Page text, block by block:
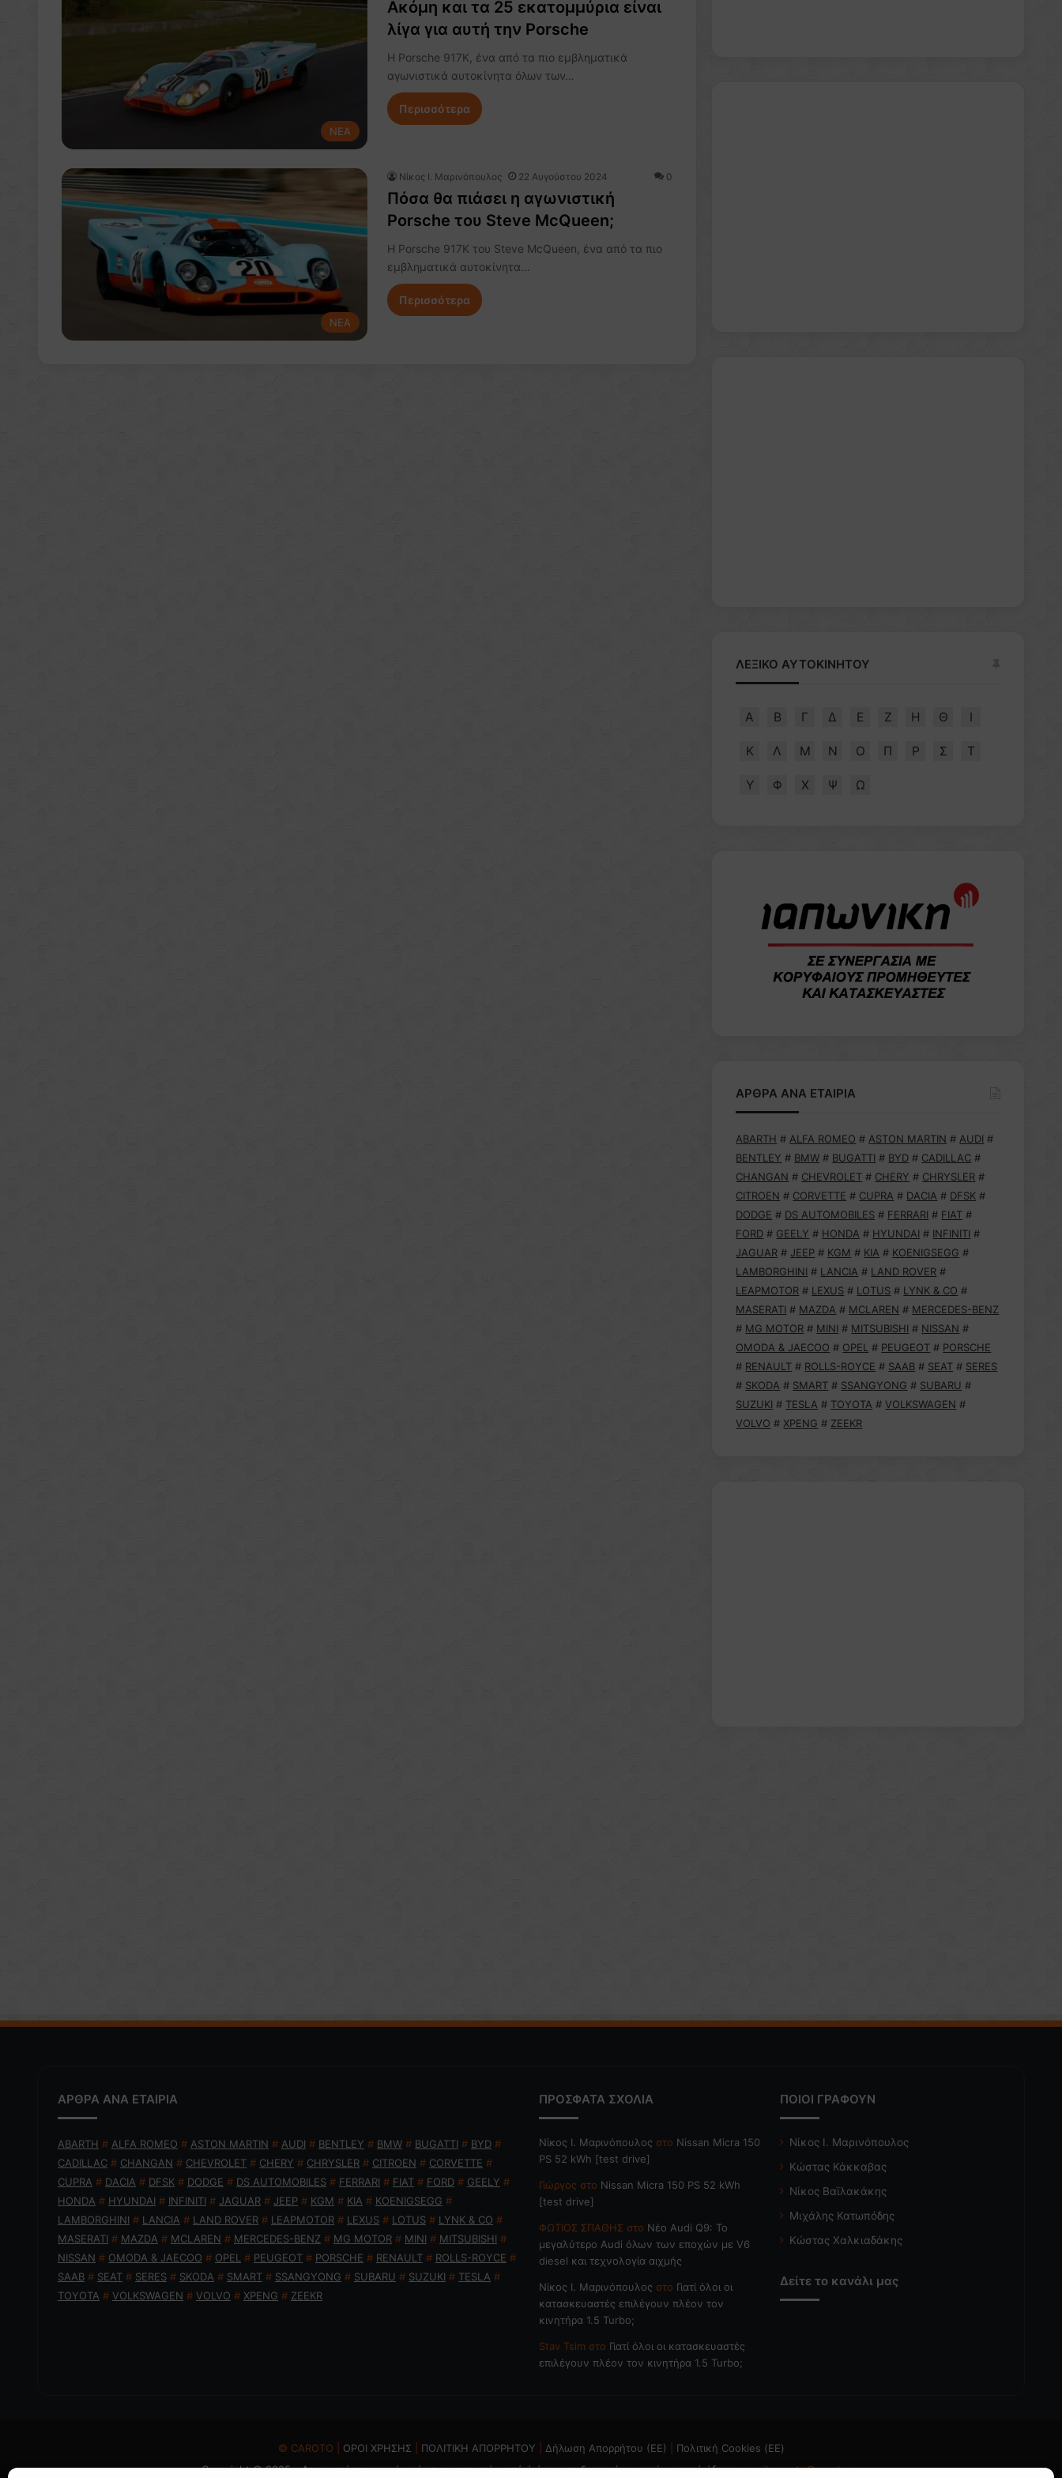
NEA
Ακόμη και τα 25 εκατομμύρια είναι
λίγα για αυτή την Porsche
Η Porsche 917K, ένα από τα πιο εμβληματικά
αγωνιστικά αυτοκίνητα όλων των…
Περισσότερα
NEA
Nίκος Ι. Mαρινόπουλος 22 Αυγούστου 2024 0
Πόσα θα πιάσει η αγωνιστική
Porsche του Steve McQueen;
Η Porsche 917K του Steve McQueen, ένα από τα πιο
εμβληματικά αυτοκίνητα…
Περισσότερα
ΛΕΞΙΚΟ ΑΥΤΟΚΙΝΗΤΟΥ
Α Β Γ Δ Ε Ζ Η Θ Ι
Κ Λ Μ Ν Ο Π Ρ Σ Τ
Υ Φ Χ Ψ Ω
ΑΡΘΡΑ ΑΝΑ ΕΤΑΙΡΙΑ
ABARTH # ALFA ROMEO # ASTON MARTIN # AUDI #
BENTLEY # BMW # BUGATTI # BYD # CADILLAC #
CHANGAN # CHEVROLET # CHERY # CHRYSLER #
CITROEN # CORVETTE # CUPRA # DACIA # DFSK #
DODGE # DS AUTOMOBILES # FERRARI # FIAT #
FORD # GEELY # HONDA # HYUNDAI # INFINITI #
JAGUAR # JEEP # KGM # KIA # KOENIGSEGG #
LAMBORGHINI # LANCIA # LAND ROVER #
LEAPMOTOR # LEXUS # LOTUS # LYNK & CO #
MASERATI # MAZDA # MCLAREN # MERCEDES-BENZ
# MG MOTOR # MINI # MITSUBISHI # NISSAN #
OMODA & JAECOO # OPEL # PEUGEOT # PORSCHE
# RENAULT # ROLLS-ROYCE # SAAB # SEAT # SERES
# SKODA # SMART # SSANGYONG # SUBARU #
SUZUKI # TESLA # TOYOTA # VOLKSWAGEN #
VOLVO # XPENG # ZEEKR
ΑΡΘΡΑ ΑΝΑ ΕΤΑΙΡΙΑ
ABARTH # ALFA ROMEO # ASTON MARTIN # AUDI # BENTLEY # BMW # BUGATTI # BYD #
CADILLAC # CHANGAN # CHEVROLET # CHERY # CHRYSLER # CITROEN # CORVETTE #
CUPRA # DACIA # DFSK # DODGE # DS AUTOMOBILES # FERRARI # FIAT # FORD # GEELY #
HONDA # HYUNDAI # INFINITI # JAGUAR # JEEP # KGM # KIA # KOENIGSEGG #
LAMBORGHINI # LANCIA # LAND ROVER # LEAPMOTOR # LEXUS # LOTUS # LYNK & CO #
MASERATI # MAZDA # MCLAREN # MERCEDES-BENZ # MG MOTOR # MINI # MITSUBISHI #
NISSAN # OMODA & JAECOO # OPEL # PEUGEOT # PORSCHE # RENAULT # ROLLS-ROYCE #
SAAB # SEAT # SERES # SKODA # SMART # SSANGYONG # SUBARU # SUZUKI # TESLA #
TOYOTA # VOLKSWAGEN # VOLVO # XPENG # ZEEKR
ΠΡΟΣΦΑΤΑ ΣΧΟΛΙΑ
Nίκος Ι. Mαρινόπουλος στο Nissan Micra 150
PS 52 kWh [test drive]
Γιώργος στο Nissan Micra 150 PS 52 kWh
[test drive]
ΦΩΤΙΟΣ ΣΠΑΘΗΣ στο Νέο Audi Q9: Το
μεγαλύτερο Audi όλων των εποχών με V6
diesel και τεχνολογία αιχμής
Nίκος Ι. Mαρινόπουλος στο Γιατί όλοι οι
κατασκευαστές επιλέγουν πλέον τον
κινητήρα 1.5 Turbo;
Stav Tsim στο Γιατί όλοι οι κατασκευαστές
επιλέγουν πλέον τον κινητήρα 1.5 Turbo;
ΠΟΙΟΙ ΓΡΑΦΟΥΝ
Νίκος Ι. Μαρινόπουλος
Κώστας Κάκκαβας
Νίκος Βαϊλακάκης
Μιχάλης Κατωπόδης
Κώστας Χαλκιαδάκης
Δείτε το κανάλι μας
© CAROTO | ΟΡΟΙ ΧΡΗΣΗΣ ΠΟΛΙΤΙΚΗ ΑΠΟΡΡΗΤΟΥ Δήλωση Απορρήτου (ΕΕ)
Πολιτική Cookies (ΕΕ)
Copyright © 2025 - Απαγορεύεται η χρήση ή επανεκπομπή, μετά ή άνευ επεξεργασίας, χωρίς γραπτή άδεια- email: caroto@caroto.gr